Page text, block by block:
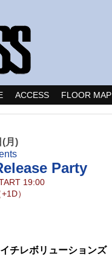
ACCESS FLOOR MAP
(月)
Party
19:00
）
チレボリューションズ